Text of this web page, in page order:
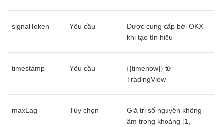
signalToken Yêu cầu
Được cung cấp bởi OKX
khi tạo tín hiệu
timestamp Yêu cầu
{{timenow}} từ
TradingView
maxLag Tùy chọn
Giá trị số nguyên không
âm trong khoảng [1,